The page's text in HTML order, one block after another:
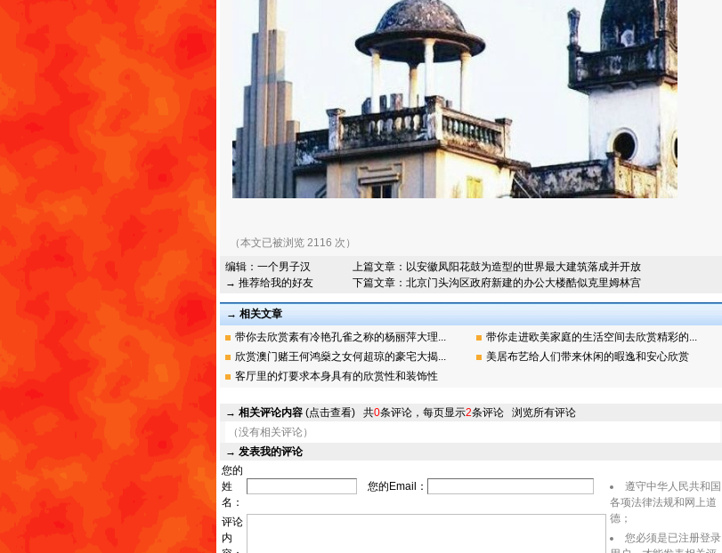
（本文已被浏览 2116 次）
编辑： 一个男子汉
→ 推荐给我的好友
上篇文章： 以安徽凤阳花鼓为造型的世界最大建筑落成并开放
下篇文章： 北京门头沟区政府新建的办公大楼酷似克里姆林宫
→ 相关文章
带你去欣赏素有冷艳孔雀之称的杨丽萍大理...
带你走进欧美家庭的生活空间去欣赏精彩的...
欣赏澳门赌王何鸿燊之女何超琼的豪宅大揭...
美居布艺给人们带来休闲的暇逸和安心欣赏
客厅里的灯要求本身具有的欣赏性和装饰性
→ 相关评论内容 (点击查看) 共0条评论，每页显示2条评论 浏览所有评论
（没有相关评论）
→ 发表我的评论
您的
姓
名：
您的Email：
评论
内
遵守中华人民共和国
各项法律法规和网上道
德；
您必须是已注册登录